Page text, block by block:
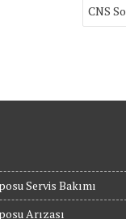
CNS
Servis Bakımı
Arızası